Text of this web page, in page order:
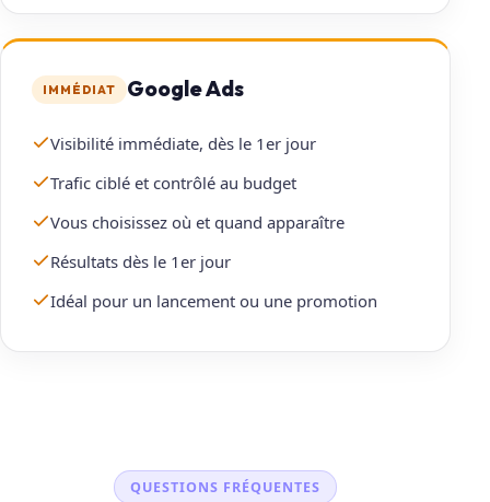
IMMÉDIAT Google Ads
Visibilité immédiate, dès le 1er jour
Trafic ciblé et contrôlé au budget
Vous choisissez où et quand apparaître
Résultats dès le 1er jour
Idéal pour un lancement ou une promotion
QUESTIONS FRÉQUENTES